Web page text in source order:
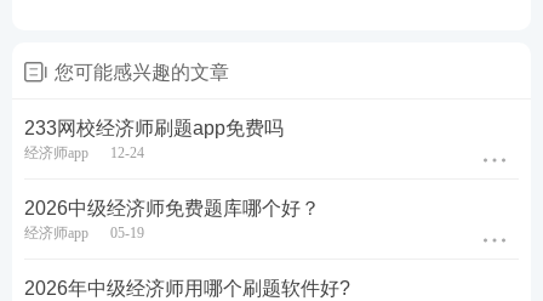
照正式考试设置。考生可以利用空闲时间进行完整模
提前适应考试节奏。完成作答后可快速查看整体得分
您可能感兴趣的文章
233网校经济师刷题app免费吗
经济师app 12-24
2026中级经济师免费题库哪个好？
经济师app 05-19
2026年中级经济师用哪个刷题软件好?